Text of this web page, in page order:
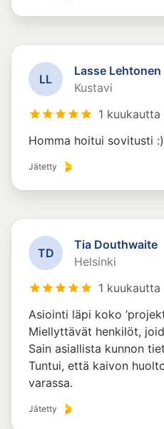
LL
Lasse Lehtonen
Kustavi
1
Homma hoitui sovitusti :)
Jätetty
TD
Tia Douthwaite
Helsinki
1
Asiointi läpi koko
Miellyttävät henkilöt,
Sain asiallista kunnon
Tuntui, että kaivon
varassa.
Jätetty